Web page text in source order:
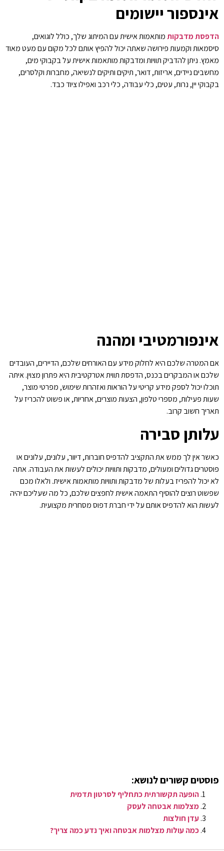
אינספור יישומים
הדפסת מדבקותמותאמות אישית עם המיתוג שלך, כולל לוגואים,
סיסמאות וקמעות פירושה שאתה יכול להפיץ אותם לכל מקום עם מעט מאוד
מאמץ. ניתן להדביק תוויות ומדבקות מותאמות אישית על בקבוקי מים,
מחשבים ניידים, אריזות, דואר, תיקים ותיקים לנשיאה, מחברות וקלסרים,
בקבוקי יין, נרות, עטים, כלי עבודה, כלי רכב ואפילו ציוד כבד.
אינפורמטיבי ומהנה
אם המטרה שלכם היא לחלוק מידע עם האורחים שלכם, הדיירים, העובדים
שלכם או המבקרים בכנס, הדפסת תווית אטרקטיבית היא פתרון מצוין. איתה
תוכלו יכול לספק מידע קריטי על הוראות ואזהרות שימוש, מפרטי מוצר,
שעות פעילות, מספרי טלפון, הצעות מוצרים, אחריות, או פשוט להכריז על
תאריך חשוב קרוב.
עלותן סבירה
כאשר אין לך ממש את התקציב להדפיס חוברות, דיוור, עלונים, עלונים או
פוסטרים גדולים ומעולים, מדבקות ותוויות יכולים לעשות את העבודה. אתה
לא יכול להפריז בעלות של מדבקות ותוויות מותאמות אישית. ולאלו מכם
שפשוט רוצים להוסיף התאמה אישית לחפצים שלכם, כל מה שעליכם יהיה
לעשות הוא להדפיס אותם על ידי חברת דפוס מסחרית מקצועית.
פוסטים קשורים לנושא:
הופעה תקשורתית כתחליף לסרטון תדמית
מצלמות אבטחה לעסק
עדן חולצות
כמה עולות מצלמות אבטחה ואיך נדע כמה צריך?